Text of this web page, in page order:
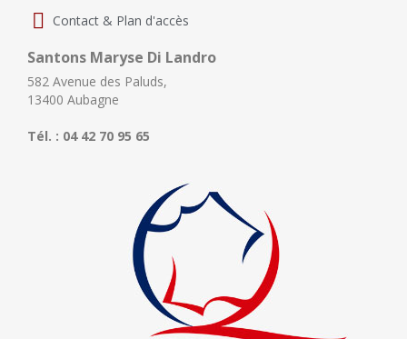
Contact & Plan d'accès
Santons Maryse Di Landro
582 Avenue des Paluds,
13400 Aubagne
Tél. : 04 42 70 95 65